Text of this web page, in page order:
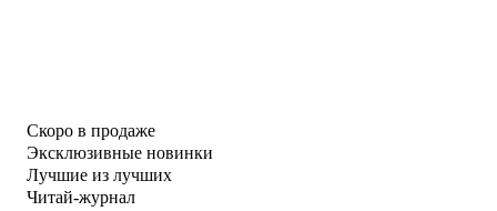
Скоро в продаже
Эксклюзивные новинки
Лучшие из лучших
Читай-журнал